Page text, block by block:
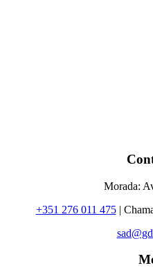
Morada:
+351 276 011 475|